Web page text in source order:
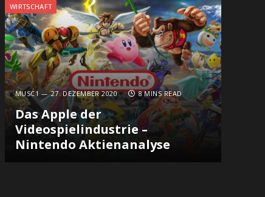
WIRTSCHAFT
MUSC1 27. DEZEMBER 2020 8 MINS READ
Das Apple der
Videospielindustrie –
Nintendo Aktienanalyse